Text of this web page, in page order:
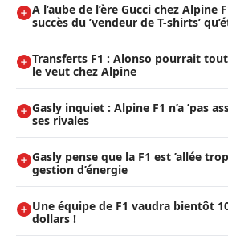
A l’aube de l’ère Gucci chez Alpine
succès du ’vendeur de T-shirts’
Transferts F1 : Alonso pourrait
le veut chez Alpine
Gasly inquiet : Alpine F1 n’a ’pas
ses rivales
Gasly pense que la F1 est ’allée
gestion d’énergie
Une équipe de F1 vaudra bientôt
dollars !